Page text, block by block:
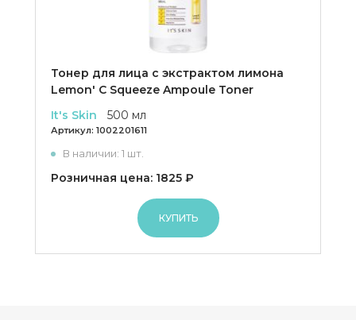
Тонер для лица с экстрактом лимона
Lemon' C Squeeze Ampoule Toner
It's Skin
500 мл
Артикул: 1002201611
В наличии: 1 шт.
Розничная цена: 1825 ₽
КУПИТЬ